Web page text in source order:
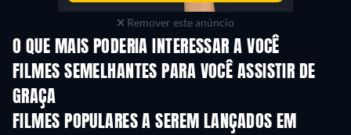
Remover este anúncio
O QUE MAIS PODERIA INTERESSAR A VOCÊ
FILMES SEMELHANTES PARA VOCÊ ASSISTIR DE
GRAÇA
FILMES POPULARES A SEREM LANÇADOS EM